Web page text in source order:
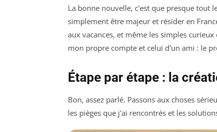
La bonne nouvelle, c'est que presque tout
simplement être majeur et résider en
aux vacances, et même les simples
mon propre compte et celui d'un ami : le
Étape par étape : la
Bon, assez parlé. Passons aux choses
les pièges que j'ai rencontrés et les